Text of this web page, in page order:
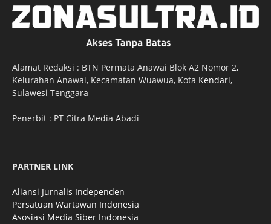
Alamat Redaksi : BTN Permata Anawai Blok A2 Nomor 2,
Kelurahan Anawai, Kecamatan Wuawua, Kota Kendari,
Sulawesi Tenggara
Penerbit : PT Citra Media Abadi
PARTNER LINK
Aliansi Jurnalis Independen
Persatuan Wartawan Indonesia
Asosiasi Media Siber Indonesia